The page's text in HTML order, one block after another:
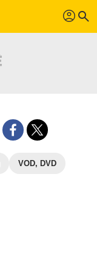
profil search
VOD, DVD